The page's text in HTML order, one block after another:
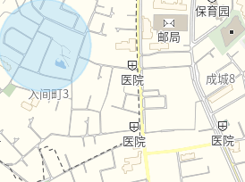
预先判断，可以到复数的金融机关
的買替对讨论的顾客▼
前虽然在想搬家"可是不明白出售